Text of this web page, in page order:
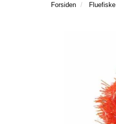
Forsiden Fluefiske